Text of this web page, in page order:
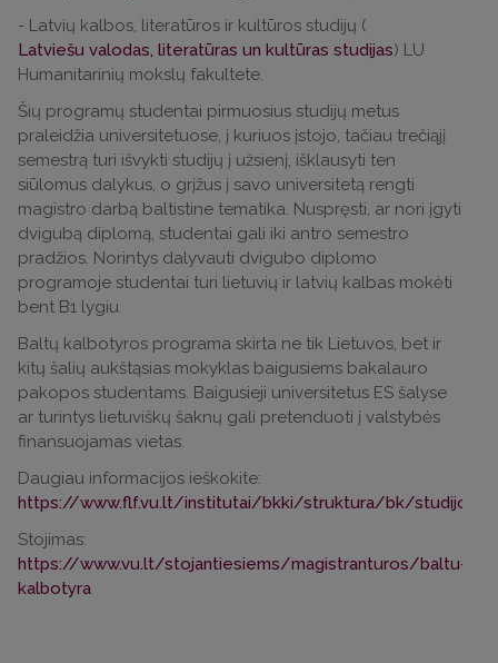
- Latvių kalbos, literatūros ir kultūros studijų (
Latviešu valodas, literatūras un kultūras studijas) LU
Humanitarinių mokslų fakultete.
Šių programų studentai pirmuosius studijų metus
praleidžia universitetuose, į kuriuos įstojo, tačiau trečiąjį
semestrą turi išvykti studijų į užsienį, išklausyti ten
siūlomus dalykus, o grįžus į savo universitetą rengti
magistro darbą baltistine tematika. Nuspręsti, ar nori įgyti
dvigubą diplomą, studentai gali iki antro semestro
pradžios. Norintys dalyvauti dvigubo diplomo
programoje studentai turi lietuvių ir latvių kalbas mokėti
bent B1 lygiu.
Baltų kalbotyros programa skirta ne tik Lietuvos, bet ir
kitų šalių aukštąsias mokyklas baigusiems bakalauro
pakopos studentams. Baigusieji universitetus ES šalyse
ar turintys lietuviškų šaknų gali pretenduoti į valstybės
finansuojamas vietas.
Daugiau informacijos ieškokite:
https://www.flf.vu.lt/institutai/bkki/struktura/bk/studijos
Stojimas:
https://www.vu.lt/stojantiesiems/magistranturos/baltu-
kalbotyra